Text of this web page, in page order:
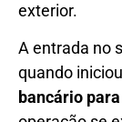
exterior.
A entrada no
quando
bancário